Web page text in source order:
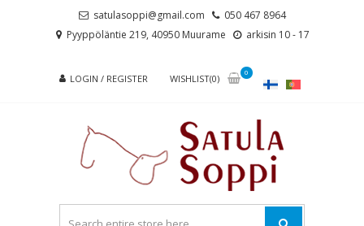
satulasoppi@gmail.com
050 467 8964
Pyyppöläntie 219, 40950 Muurame
arkisin 10 - 17
LOGIN / REGISTER WISHLIST(0)
0